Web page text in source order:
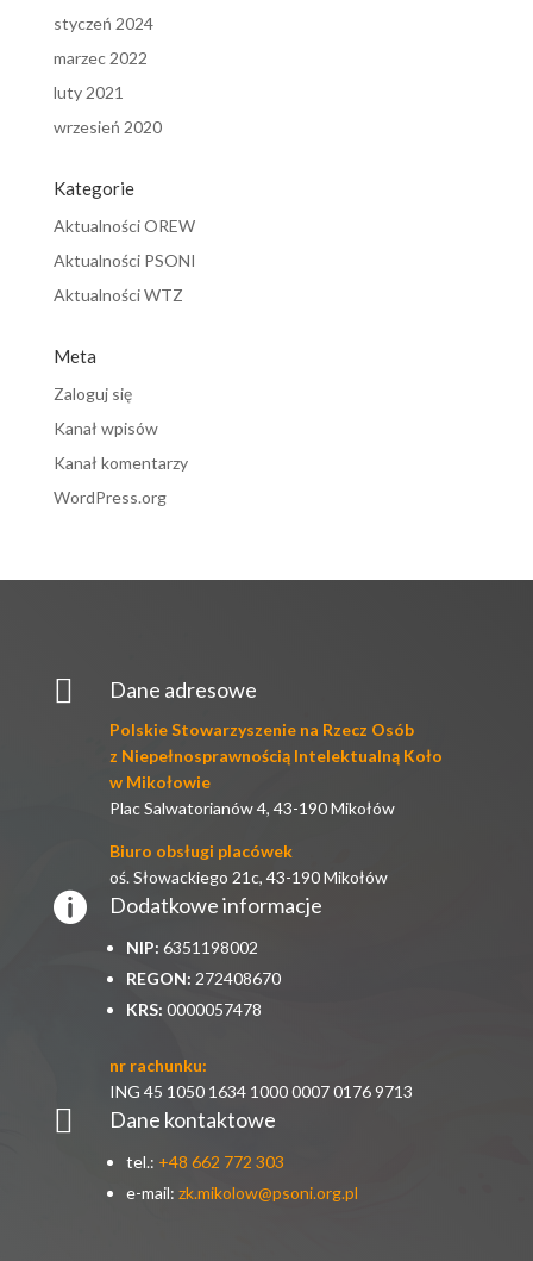
styczeń 2024
marzec 2022
luty 2021
wrzesień 2020
Kategorie
Aktualności OREW
Aktualności PSONI
Aktualności WTZ
Meta
Zaloguj się
Kanał wpisów
Kanał komentarzy
WordPress.org
 Dane adresowe
Polskie Stowarzyszenie na Rzecz Osób
z Niepełnosprawnością Intelektualną Koło
w Mikołowie
Plac Salwatorianów 4, 43-190 Mikołów
Biuro obsługi placówek
oś. Słowackiego 21c, 43-190 Mikołów
 Dodatkowe informacje
NIP: 6351198002
REGON: 272408670
KRS: 0000057478
nr rachunku:
ING 45 1050 1634 1000 0007 0176 9713
 Dane kontaktowe
tel.: +48 662 772 303
e-mail: zk.mikolow@psoni.org.pl